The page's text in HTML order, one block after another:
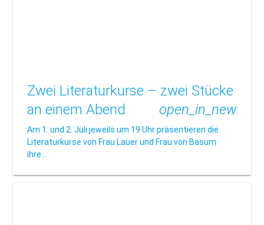
Zwei Literaturkurse – zwei Stücke
an einem Abend
open_in_new
Am 1. und 2. Juli jeweils um 19 Uhr präsentieren die
Literaturkurse von Frau Lauer und Frau von Basum
ihre…